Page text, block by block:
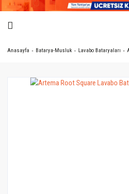
Anasayfa Batarya-Musluk Lavabo Bataryaları